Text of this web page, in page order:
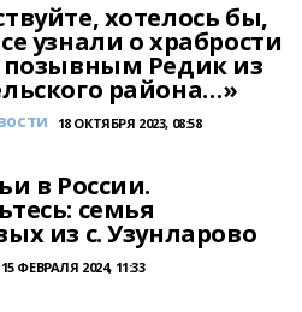
хотелось бы,
узнали о храбрости
позывным Редик из
района…»
18 ОКТЯБРЯ 2023, 08:58
в России.
семья
из с. Узунларово
15 ФЕВРАЛЯ 2024, 11:33